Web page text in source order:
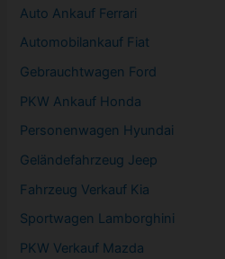
Auto Ankauf Ferrari
Automobilankauf Fiat
Gebrauchtwagen Ford
PKW Ankauf Honda
Personenwagen Hyundai
Geländefahrzeug Jeep
Fahrzeug Verkauf Kia
Sportwagen Lamborghini
PKW Verkauf Mazda